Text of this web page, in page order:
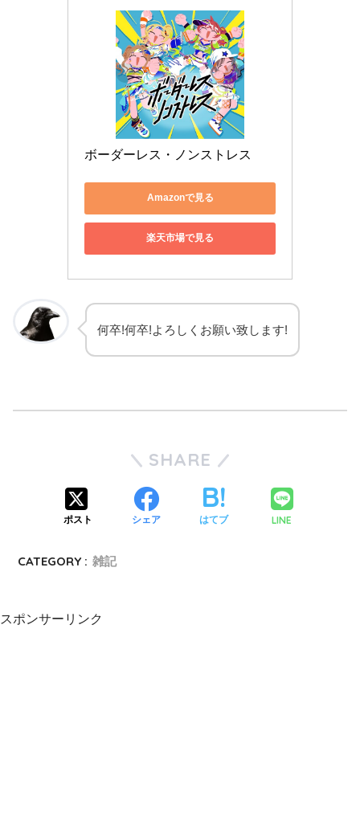
ボーダーレス・ノンストレス
Amazonで見る
楽天市場で見る
何卒!何卒!よろしくお願い致します!
SHARE
ポスト シェア はてブ LINE
CATEGORY : 雑記
スポンサーリンク